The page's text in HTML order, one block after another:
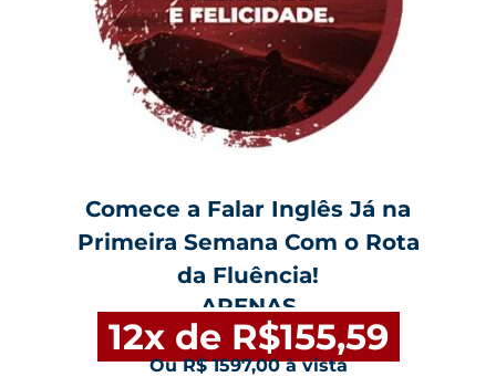
Comece a Falar Inglês Já na
Primeira Semana Com o Rota
da Fluência!
APENAS
12x de R$155,59
Ou R$ 1597,00 à vista